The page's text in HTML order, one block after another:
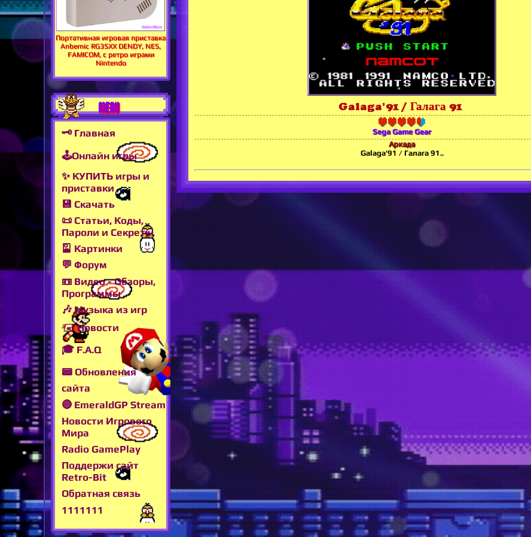
Портативная игровая приставка
Anbernic RG35XX DENDY, NES,
FAMICOM, с ретро играми
Nintendo
MENU
🗝 Главная
🕹Онлайн игры
✨ КУПИТЬ игры и
приставки
💾 Скачать
📜 Статьи, Коды,
Пароли и Секреты
🎴 Картинки
💬 Форум
📼 Видео - Обзоры,
Программы
🎶 Музыка из игр
🖅 Новости
🎓 F.A.Q
📟 Обновления
сайта
🔴 EmeraldGP Stream
Новости Игрового
Мира
Radio GamePlay
Поддержи сайт
Retro-Bit
Обратная связь
1111111
Galaga'91 / Галага 91
Sega Game Gear
Аркада
Galaga'91 / Галага 91..